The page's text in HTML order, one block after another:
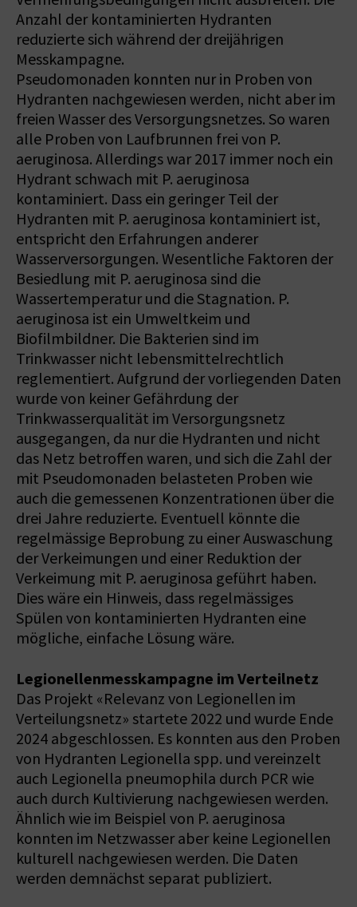
Anzahl der kontaminierten Hydranten
reduzierte sich während der dreijährigen
Messkampagne.
Pseudomonaden konnten nur in Proben von
Hydranten nachgewiesen werden, nicht aber im
freien Wasser des Versorgungsnetzes. So waren
alle Proben von Laufbrunnen frei von P.
aeruginosa. Allerdings war 2017 immer noch ein
Hydrant schwach mit P. aeruginosa
kontaminiert. Dass ein geringer Teil der
Hydranten mit P. aeruginosa kontaminiert ist,
entspricht den Erfahrungen anderer
Wasserversorgungen. Wesentliche Faktoren der
Besiedlung mit P. aeruginosa sind die
Wassertemperatur und die Stagnation. P.
aeruginosa ist ein Umweltkeim und
Biofilmbildner. Die Bakterien sind im
Trinkwasser nicht lebensmittelrechtlich
reglementiert. Aufgrund der vorliegenden Daten
wurde von keiner Gefährdung der
Trinkwasserqualität im Versorgungsnetz
ausgegangen, da nur die Hydranten und nicht
das Netz betroffen waren, und sich die Zahl der
mit Pseudomonaden belasteten Proben wie
auch die gemessenen Konzentrationen über die
drei Jahre reduzierte. Eventuell könnte die
regelmässige Beprobung zu einer Auswaschung
der Verkeimungen und einer Reduktion der
Verkeimung mit P. aeruginosa geführt haben.
Dies wäre ein Hinweis, dass regelmässiges
Spülen von kontaminierten Hydranten eine
mögliche, einfache Lösung wäre.
Legionellenmesskampagne im Verteilnetz
Das Projekt «Relevanz von Legionellen im
Verteilungsnetz» startete 2022 und wurde Ende
2024 abgeschlossen. Es konnten aus den Proben
von Hydranten Legionella spp. und vereinzelt
auch Legionella pneumophila durch PCR wie
auch durch Kultivierung nachgewiesen werden.
Ähnlich wie im Beispiel von P. aeruginosa
konnten im Netzwasser aber keine Legionellen
kulturell nachgewiesen werden. Die Daten
werden demnächst separat publiziert.